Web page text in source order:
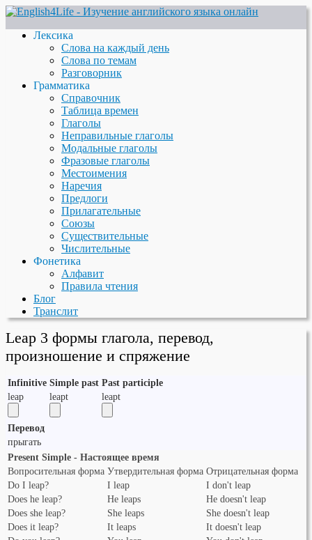
Лексика
Слова на каждый день
Слова по темам
Разговорник
Грамматика
Справочник
Таблица времен
Глаголы
Неправильные глаголы
Модальные глаголы
Фразовые глаголы
Местоимения
Наречия
Предлоги
Прилагательные
Союзы
Существительные
Числительные
Фонетика
Алфавит
Правила чтения
Блог
Транслит
Leap 3 формы глагола, перевод,
произношение и спряжение
Infinitive Simple past Past participle
leap
leapt leapt
Перевод
прыгать
Present Simple - Настоящее время
Вопросительная форма Утвердительная форма Отрицательная форма
Do I leap?
I leap
I don't leap
Does he leap?
He leaps
He doesn't leap
Does she leap?
She leaps
She doesn't leap
Does it leap?
It leaps
It doesn't leap